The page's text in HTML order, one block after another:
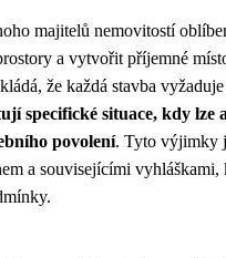
majitelů nemovitostí
a vytvořit příjemné
že každá stavba
specifické situace, kdy lze
povolení. Tyto výjimky
a souvisejícími vyhláškami,